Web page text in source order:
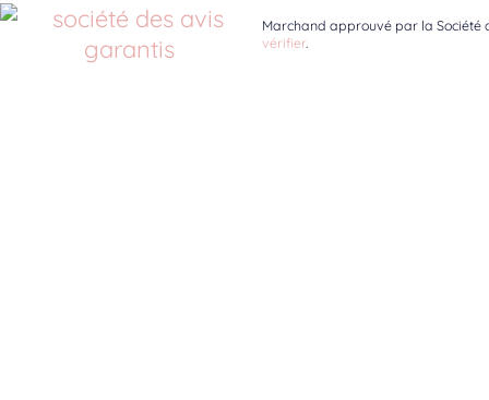
Marchand approuvé par la Société
vérifier.